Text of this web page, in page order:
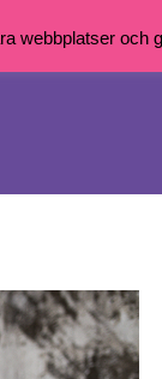
webbplatser och